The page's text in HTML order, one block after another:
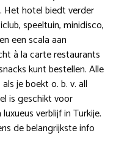
Het hotel biedt verder
speeltuin, minidisco,
een scala aan
à la carte restaurants
kunt bestellen. Alle
je boekt o. b. v. all
is geschikt voor
verblijf in Turkije.
de belangrijkste info